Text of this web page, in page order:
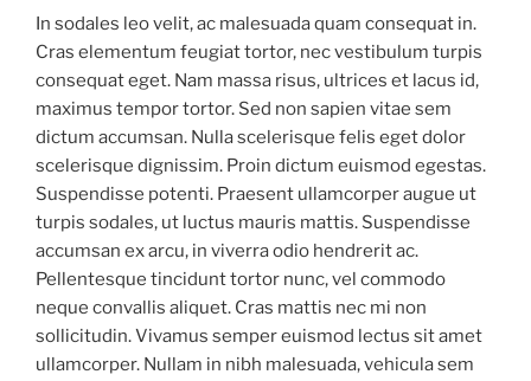
In sodales leo velit, ac malesuada quam consequat in.
Cras elementum feugiat tortor, nec vestibulum turpis
consequat eget. Nam massa risus, ultrices et lacus id,
maximus tempor tortor. Sed non sapien vitae sem
dictum accumsan. Nulla scelerisque felis eget dolor
scelerisque dignissim. Proin dictum euismod egestas.
Suspendisse potenti. Praesent ullamcorper augue ut
turpis sodales, ut luctus mauris mattis. Suspendisse
accumsan ex arcu, in viverra odio hendrerit ac.
Pellentesque tincidunt tortor nunc, vel commodo
neque convallis aliquet. Cras mattis nec mi non
sollicitudin. Vivamus semper euismod lectus sit amet
ullamcorper. Nullam in nibh malesuada, vehicula sem